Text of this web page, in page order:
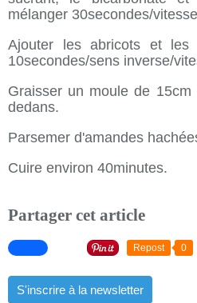
mélanger 30secondes/
Ajouter les abricots et les
10secondes/sens inverse/
Graisser un moule de
dedans.
Parsemer d'amandes
Cuire environ 40minutes.
Partager cet article
Repost 0
S'inscrire à la newsletter